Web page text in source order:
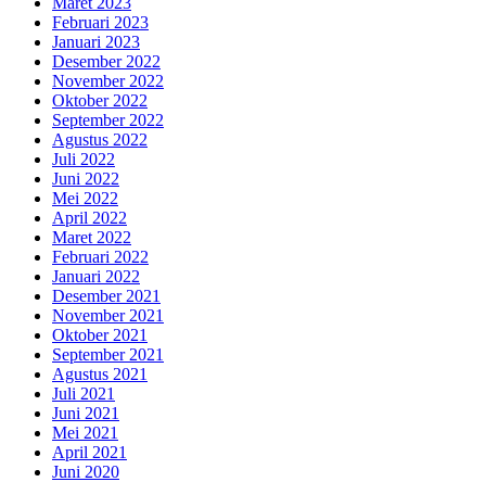
Februari 2023
Januari 2023
Desember 2022
November 2022
Oktober 2022
September 2022
Agustus 2022
Juli 2022
Juni 2022
Mei 2022
April 2022
Maret 2022
Februari 2022
Januari 2022
Desember 2021
November 2021
Oktober 2021
September 2021
Agustus 2021
Juli 2021
Juni 2021
Mei 2021
April 2021
Juni 2020